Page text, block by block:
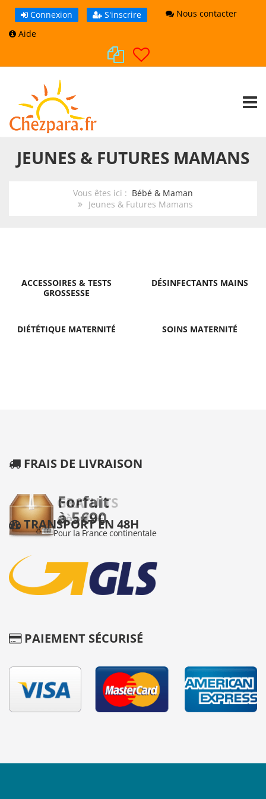
Connexion S'inscrire
Nous contacter
Aide
JEUNES & FUTURES MAMANS
Vous êtes ici : Bébé & Maman
Jeunes & Futures Mamans
ACCESSOIRES & TESTS
GROSSESSE
DÉSINFECTANTS MAINS
DIÉTÉTIQUE MATERNITÉ SOINS MATERNITÉ
FRAIS DE LIVRAISON
TRANSPORT EN 48H
PAIEMENT SÉCURISÉ